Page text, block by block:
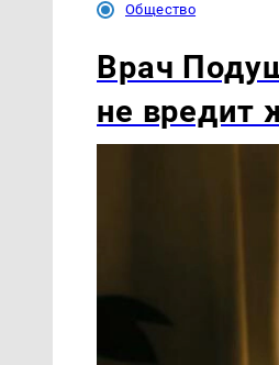
Общество
Врач
не вредит